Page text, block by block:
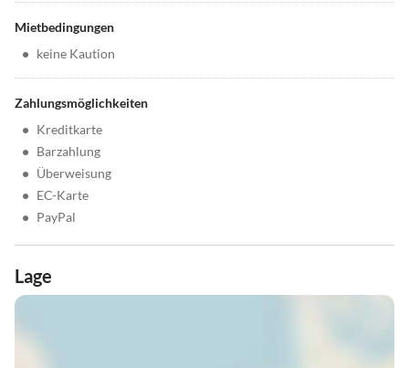
Mietbedingungen
• keine Kaution
Zahlungsmöglichkeiten
• Kreditkarte
• Barzahlung
• Überweisung
• EC-Karte
• PayPal
Lage